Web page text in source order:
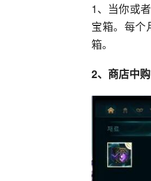
1、当你或
宝箱。每个
箱。
2、商店中购